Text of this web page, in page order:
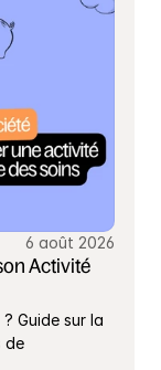
6 août 2026
Activité
Guide sur la
de